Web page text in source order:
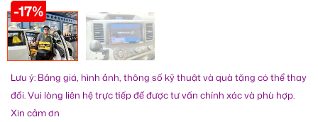
-17%
Lưu ý: Bảng giá, hình ảnh, thông số kỹ thuật và quà tặng có thể thay
đổi. Vui lòng liên hệ trực tiếp để được tư vấn chính xác và phù hợp.
Xin cảm ơn